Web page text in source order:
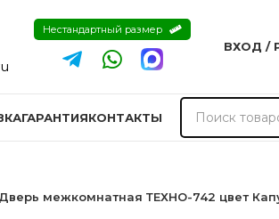
Нестандартный размер
ВХОД /
ГАРАНТИЯКОНТАКТЫ
Дверь межкомнатная ТЕХНО-742 цвет